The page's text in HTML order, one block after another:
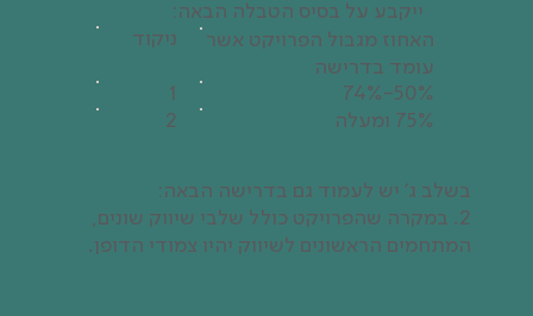
ייקבע על בסיס הטבלה הבאה:
ניקוד
1
2
האחוז מגבול הפרויקט אשר
עומד בדרישה
50%-74%
75% ומעלה
בשלב ג' יש לעמוד גם בדרישה הבאה:
2. במקרה שהפרויקט כולל שלבי שיווק שונים,
המתחמים הראשונים לשיווק יהיו צמודי הדופן.